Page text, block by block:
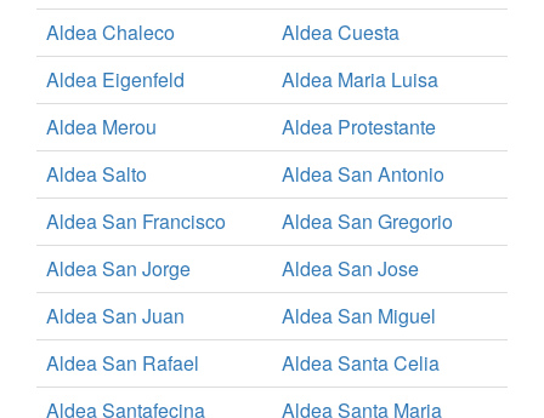
Aldea Chaleco
Aldea Cuesta
Aldea Eigenfeld
Aldea Maria Luisa
Aldea Merou
Aldea Protestante
Aldea Salto
Aldea San Antonio
Aldea San Francisco
Aldea San Gregorio
Aldea San Jorge
Aldea San Jose
Aldea San Juan
Aldea San Miguel
Aldea San Rafael
Aldea Santa Celia
Aldea Santafecina
Aldea Santa Maria